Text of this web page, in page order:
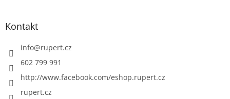
Kontakt
info@rupert.cz
602 799 991
http://www.facebook.com/eshop.rupert.cz
rupert.cz